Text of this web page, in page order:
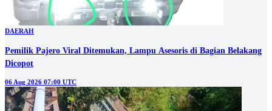
DAERAH
Pemilik Pajero Viral Ditemukan, Lampu Asesoris di Bagian Belakang
Dicopot
06 Aug 2026 07:00 UTC